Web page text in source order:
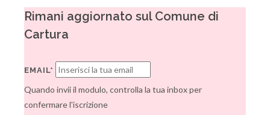
Rimani aggiornato sul Comune di
Cartura
EMAIL*
Quando invii il modulo, controlla la tua inbox per
confermare l'iscrizione